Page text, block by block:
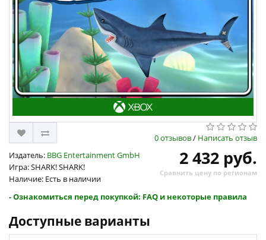
0 отзывов/ Написать отзыв
Издатель: BBG Entertainment GmbH
Игра: SHARK! SHARK!
Наличие: Есть в наличии
2 432 руб.
Сравнить цену по регионам
- Ознакомиться перед покупкой: FAQ и некоторые правила
Доступные варианты